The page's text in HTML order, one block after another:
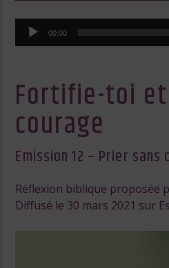
Lecteur
audio
00:00
Fortifie-toi
courage
Emission 12 – Prier sans
Réflexion biblique proposée
Diffusé le 30 mars 2021 sur